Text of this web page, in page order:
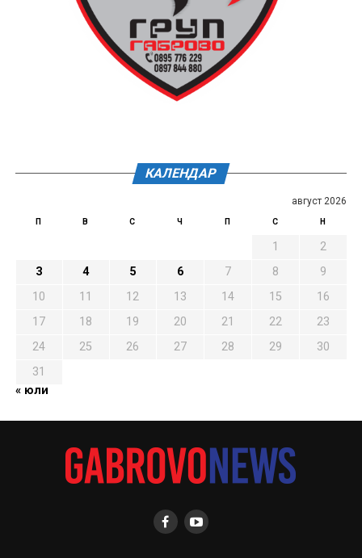
КАЛЕНДАР
август 2026
П В С Ч П С Н
1
2
3
4 5 6 7 8
9
10
11 12 13 14 15
16
17
18 19 20 21 22
23
24
25 26 27 28 29
30
31
« юли